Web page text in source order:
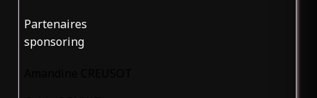
Partenaires
sponsoring